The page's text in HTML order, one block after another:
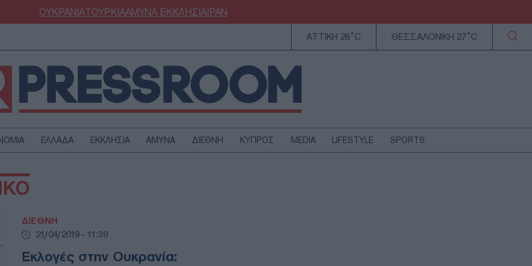
ΟΥΚΡΑΝΙΑΤΟΥΡΚΙΑΑΜΥΝΑΕΚΚΛΗΣΙΑΙΡΑΝ
ΑΤΤΙΚΗ 28°C ΘΕΣΣΑΛΟΝΙΚΗ 27°C
ΕΛΛΑΔΑ ΕΚΚΛΗΣΙΑ ΑΜΥΝΑ ΔΙΕΘΝΗ ΚΥΠΡΟΣ MEDIA LIFESTYLE SPORTS
ΔΙΕΘΝΗ
21/04/2019 - 11:39
Εκλογές στην Ουκρανία: